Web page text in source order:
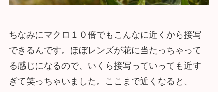
ちなみにマクロ１０倍でもこんなに近くから接写
できるんです。ほぼレンズが花に当たっちゃって
る感じになるので、いくら接写っていっても近す
ぎて笑っちゃいました。ここまで近くなると、